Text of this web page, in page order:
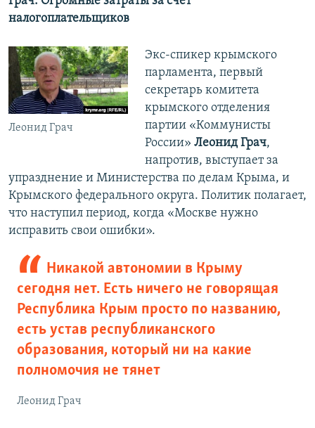
налогоплательщиков
Леонид Грач
Экс-спикер крымского
парламента, первый
секретарь комитета
крымского отделения
партии «Коммунисты
России» Леонид Грач,
напротив, выступает за
упразднение и Министерства по делам Крыма, и
Крымского федерального округа. Политик полагает,
что наступил период, когда «Москве нужно
исправить свои ошибки».
Никакой автономии в Крыму
сегодня нет. Есть ничего не говорящая
Республика Крым просто по названию,
есть устав республиканского
образования, который ни на какие
полномочия не тянет
Леонид Грач